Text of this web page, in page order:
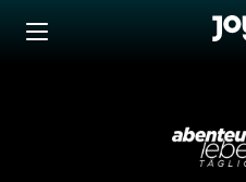
Zum Inhalt springen